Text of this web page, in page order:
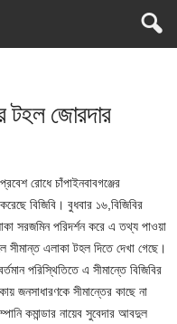
টহল জোরদার
রোধে চাঁপাইনবাবগঞ্জের
বিজিবি। বুধবার ১৬,বিজিবির
সরজমিন পরিদর্শন করে এ তথ্য পাওয়া
সীমান্ত এলাকা টহল দিতে দেখা গেছে।
পরিস্থিতিতে এ সীমান্তে বিজিবির
জনসাধারণকে সীমান্তের কাছে না
কমান্ডার নায়েব সুবেদার আবদুল